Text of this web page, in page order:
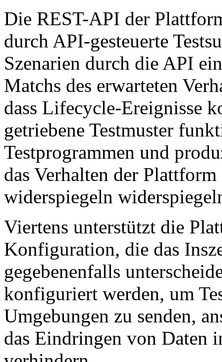
Die REST-API der
durch API-gesteuerte
Szenarien durch die API
Matchs des erwarteten
dass Lifecycle-Ereignisse
getriebene Testmuster
Testprogrammen und
das Verhalten der
widerspiegeln
Viertens unterstützt die
Konfiguration, die das
gegebenenfalls
konfiguriert werden, um
Umgebungen zu senden,
das Eindringen von Daten